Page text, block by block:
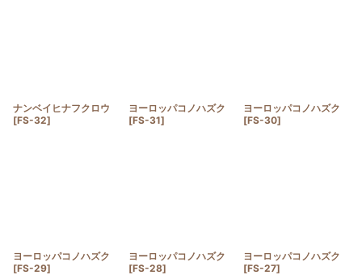
ナンベイヒナフクロウ
[FS-32]
ヨーロッパコノハズク
[FS-31]
ヨーロッパコノハズク
[FS-30]
ヨーロッパコノハズク
[FS-29]
ヨーロッパコノハズク
[FS-28]
ヨーロッパコノハズク
[FS-27]